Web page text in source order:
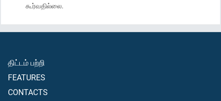
கூர்வதில்லை.
திட்டம் பற்றி
FEATURES
CONTACTS